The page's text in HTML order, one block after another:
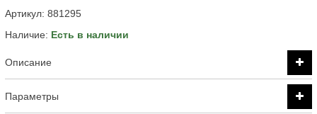
Артикул: 881295
Наличие: Есть в наличии
Описание
Параметры